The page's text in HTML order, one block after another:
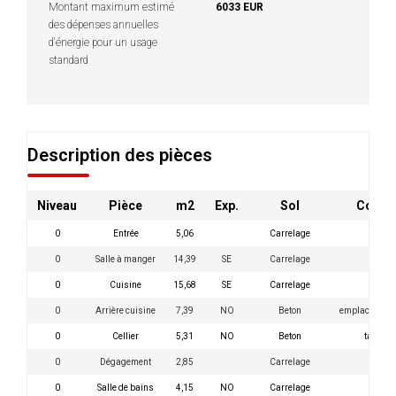
Montant maximum estimé
des dépenses annuelles
d'énergie pour un usage
standard
6033 EUR
Description des pièces
Niveau Pièce m2 Exp. Sol
0 Entrée 5,06 Carrelage
0 Salle à manger 14,39 SE Carrelage
0 Cuisine 15,68 SE Carrelage
0 Arrière cuisine 7,39 NO Beton
0 Cellier 5,31 NO Beton
0 Dégagement 2,85 Carrelage
0 Salle de bains 4,15 NO Carrelage